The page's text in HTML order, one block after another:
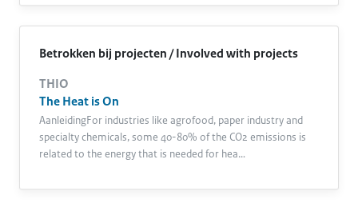
Betrokken bij projecten / Involved with projects
THIO
The Heat is On
AanleidingFor industries like agrofood, paper industry and
specialty chemicals, some 40-80% of the CO2 emissions is
related to the energy that is needed for hea…